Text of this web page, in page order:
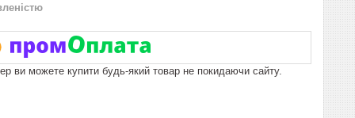
ви можете купити будь-який товар не покидаючи сайту.